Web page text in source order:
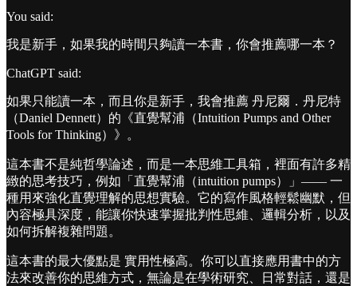
You said:
我是新手，如果我的時間只夠讀一本書，你會推薦哪一本？
󠀠ChatGPT said:
如果只能讀一本，而且你是新手，我會推薦 丹尼爾．丹尼特
（Daniel Dennett）的《直覺幫浦（Intuition Pumps and Other
Tools for Thinking）》。
󠀠這本書不是純哲學論述，而是一本思維工具箱，裡面有許多精
緻的思考技巧，例如「直覺幫浦（intuition pumps）」—— 一
種用來強化直覺理解的思想實驗。它的寫作風格輕鬆幽默，但
內容極具深度，能讓你快速掌握批判性思維、邏輯分析，以及
如何拆解複雜問題。
󠀠這本書的最大優點是 實用性極高。你可以直接應用書中的方
法來改善你的思維方式，無論是在學術研究、日常對話，還是